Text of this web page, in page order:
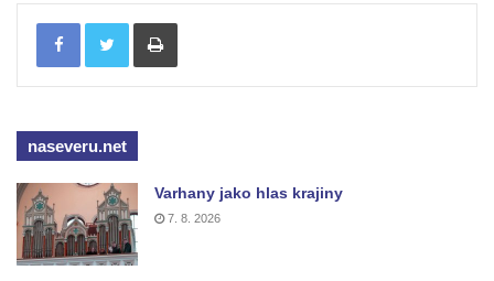
Křížová cesta Římov – VI. kaple – Olivetská
hora (Getsemanská zahrada)
Křížová cesta Římov – V. kaple – Smutná
Křížová cesta Římov – IV. kaple – Pustá ves
Křížová cesta Římov – III. kaple – Stádní
brána
Křížová cesta Římov – II. kaple – Poslední
Tisknout
naseveru.net
Varhany jako hlas krajiny
7. 8. 2026